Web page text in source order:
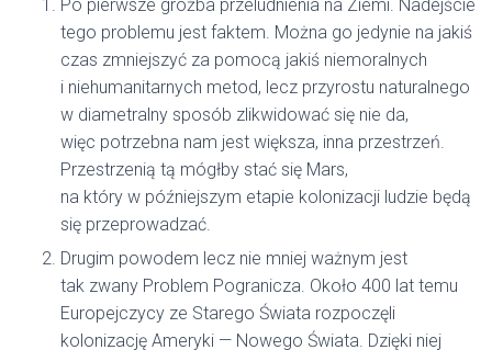
Po pierwsze groźba przeludnienia na Ziemi. Nadejście
tego problemu jest faktem. Można go jedynie na jakiś
czas zmniejszyć za pomocą jakiś niemoralnych
i niehumanitarnych metod, lecz przyrostu naturalnego
w diametralny sposób zlikwidować się nie da,
więc potrzebna nam jest większa, inna przestrzeń.
Przestrzenią tą mógłby stać się Mars,
na który w późniejszym etapie kolonizacji ludzie będą
się przeprowadzać.
Drugim powodem lecz nie mniej ważnym jest
tak zwany Problem Pogranicza. Około 400 lat temu
Europejczycy ze Starego Świata rozpoczęli
kolonizację Ameryki — Nowego Świata. Dzięki niej